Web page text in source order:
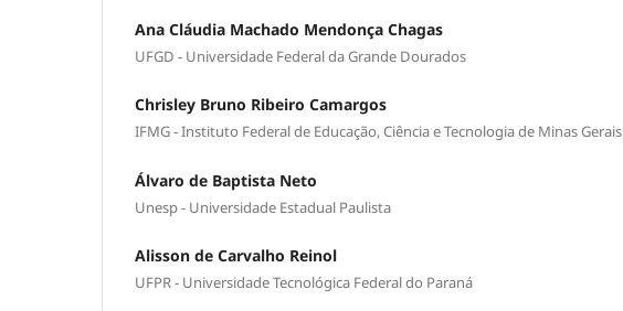
Ana Cláudia Machado Mendonça Chagas
UFGD - Universidade Federal da Grande Dourados
Chrisley Bruno Ribeiro Camargos
IFMG - Instituto Federal de Educação, Ciência e Tecnologia de Minas Gerais
Álvaro de Baptista Neto
Unesp - Universidade Estadual Paulista
Alisson de Carvalho Reinol
UFPR - Universidade Tecnológica Federal do Paraná